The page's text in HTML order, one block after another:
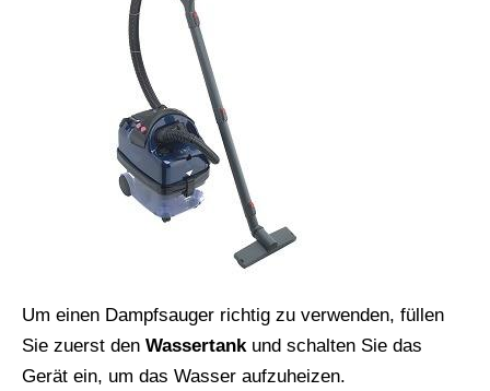
Um einen Dampfsauger richtig zu verwenden, füllen
Sie zuerst den Wassertankund schalten Sie das
Gerät ein, um das Wasser aufzuheizen.